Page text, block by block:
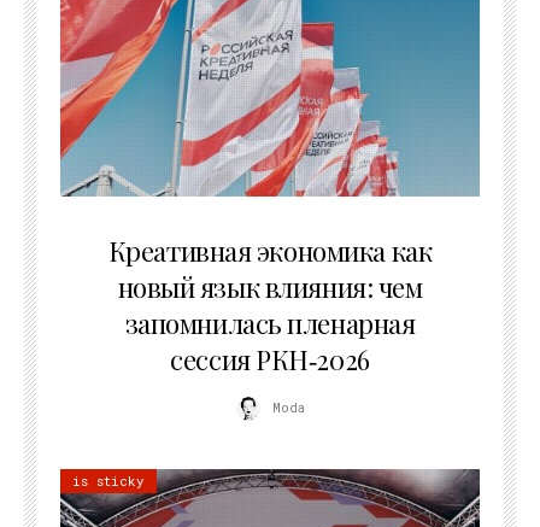
Креативная экономика как
новый язык влияния: чем
запомнилась пленарная
сессия РКН‑2026
Moda
is sticky